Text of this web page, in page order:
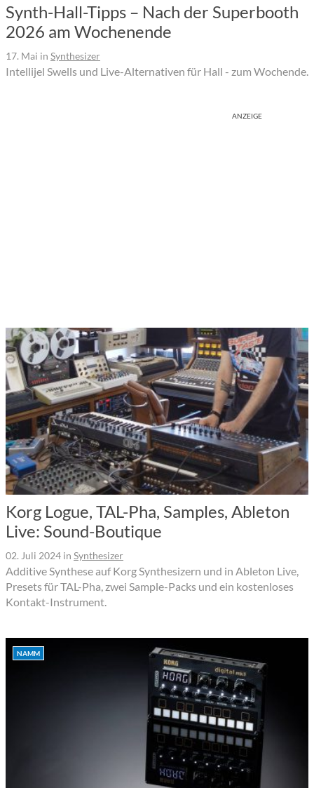
Synth-Hall-Tipps – Nach der Superbooth
2026 am Wochenende
17. Mai in Synthesizer
Intellijel Swells und Live-Alternativen für Hall - zum Wochende.
ANZEIGE
Korg Logue, TAL-Pha, Samples, Ableton
Live: Sound-Boutique
02. Juli 2024 in Synthesizer
Additive Synthese auf Korg Synthesizern und in Ableton Live,
Presets für TAL-Pha, zwei Sample-Packs und ein kostenloses
Kontakt-Instrument.
NAMM